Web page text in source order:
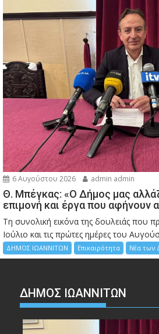
6 Αυγούστου 2026 admin admin
Θ. Μπέγκας: «Ο Δήμος μας
επιμονή και έργα που αφήνουν
Τη συνολική εικόνα της δουλειάς που
Ιούλιο και τις πρώτες ημέρες του
ΔΗΜΟΣ ΙΩΑΝΝΙΤΩΝ Επικαιρότητα Νέα των
ΔΗΜΟΣ ΙΩΑΝΝΙΤΩΝ